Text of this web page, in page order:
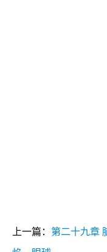
上一篇： 第二十九章